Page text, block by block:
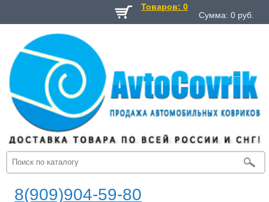
Товаров: 0
Сумма: 0 руб.
8(909)904-59-80